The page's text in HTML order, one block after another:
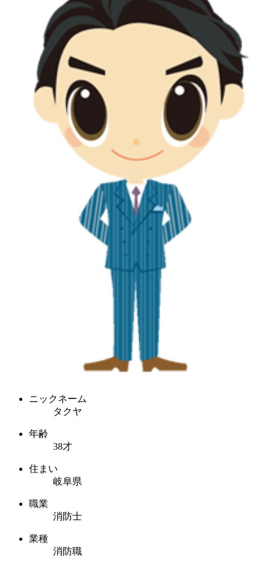
ニックネーム
タクヤ
年齢
38才
住まい
岐阜県
職業
消防士
業種
消防職